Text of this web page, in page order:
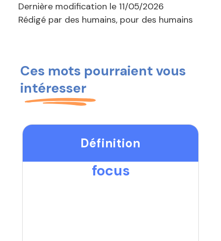
Dernière modification le 11/05/2026
Rédigé par des humains, pour des humains
Ces mots pourraient vous
intéresser
Définition
focus